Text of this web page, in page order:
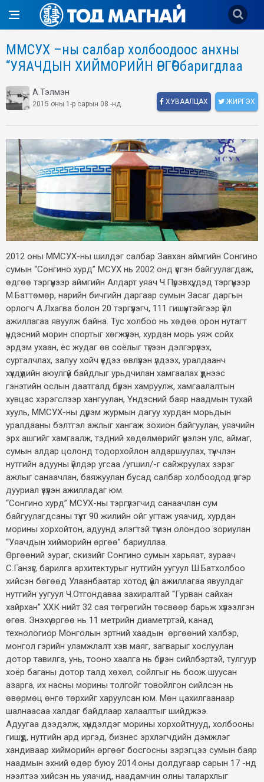
ММСУХ –ны салбар холбоодоос анхны
“УЯАЧДЫН ХИЙМОРИЙН ӨРГӨӨ” баригдлаа
А.Тэлмэн
2015 оны 1-р сарын 08 -нд ХУВААЛЦАХ ЖИРГЭХ
2012 оны ММСУХ-ны шилдэг салбар Завхан аймгийн Сонгино
сумын “Сонгино хурд” МСУХ нь 2002 онд үүсгэн байгуулагдаж,
өдгөө тэргүүнээр аймгийн Алдарт уяач Ч.Пүрэвхүү, дэд тэргүүнээр
М.Баттөмөр, нарийн бичгийн даргаар сумын Засаг даргын
орлогч А.Лхагва болон 20 тэргүүлэгч, 111 гишүүнтэйгээр үйл
ажиллагаа явуулж байна. Тус холбоо нь хөдөө орон нутагт
үндэсний морин спортыг хөгжүүлэн, хурдан морь уяж сойх
эрдэм ухаан, ёс жудаг өв соёлыг түгээн дэлгэрүүлэх,
сурталчлах, залуу хойч үедээ өвлүүлэн үлдээх, уралдаанч
хүүхдүүдийн аюулгүй байдлыг урьдчилан хамгаалах үүднээс
гэнэтийн ослын даатгалд бүрэн хамруулж, хамгаалалтын
хувцас хэрэгслээр хангуулан, Үндэсний баяр наадмын тухай
хууль, ММСУХ-ны дүрэм журмын дагуу хурдан морьдын
уралдааны бэлтгэл ажлыг хангаж зохион байгуулан, уяачийн
эрх ашгийг хамгаалж, тэдний хөдөлмөрийг үнэлэн улс, аймаг,
сумын алдар цолонд тодорхойлон алдаршуулах, түүнчлэн
нутгийн адууны үйлдэр угсаа /угшил/-г сайжруулах зэрэг
ажлыг санаачлан, баяжуулан бусад салбар холбоодод үлгэр
дууриал үзүүлэн ажилладаг юм.
“Сонгино хурд” МСУХ-ны тэргүүлэгчид санаачлан сум
байгуулагдсаны түүхт 90 жилийн ойг угтаж уяачид, хурдан
морины хорхойтон, адуунд элэгтэй түмэн олондоо зориулан
“Уяачдын хийморийн өргөө” бариуллаа.
Өргөөний зураг, скизийг Сонгино сумын харьяат, зураач
С.Ганзүг, барилга архитектурыг нутгийн уугуул Ш.Батхолбоо
хийсэн бөгөөд Улаанбаатар хотод үйл ажиллагаа явуулдаг
нутгийн уугуул Ч.Отгондаваа захиралтай “Гурван сайхан
хайрхан” ХХК нийт 32 сая төгрөгийн төсвөөр барьж хүлээлгэн
өгөв. Энэхүү өргөө нь 11 метрийн диаметртэй, канад
технологиор Монголын эртний хаадын өргөөний хэлбэр,
монгол гэрийн уламжлалт хэв маяг, загварыг хослуулан
дотор тавилга, унь, тооно хаалга нь бүрэн сийлбэртэй, тулгуур
хоёр баганы дотор талд хөхөл, сойлгыг нь боож шуусан
азарга, их насны морины толгойг товойлгон сийлсэн нь
өвөрмөц өнгө төрхийг харуулсан юм. Мөн цахилгаанаар
шалнаасаа халдаг байдлаар халаалтыг шийджээ.
Адуугаа дээдэлж, хүндэлдэг морины хорхойтнууд, холбооны
гишүүд, нутгийн ард иргэд, бизнес эрхлэгчдийн дэмжлэг
хандиваар хийморийн өргөөг босгосны зэрэгцээ сумын баяр
наадмын эхний өдөр буюу 2014.оны долдугаар сарын 17 -нд
нээлтээ хийсэн нь уяачид, наадамчин олны талархлыг